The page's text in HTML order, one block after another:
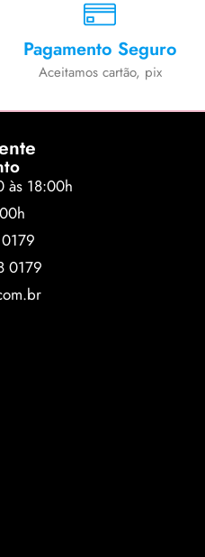
Pagamento Seguro
Aceitamos cartão, pix
às 18:00h
0179